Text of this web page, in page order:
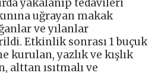
yakalanıp tedavileri
uğrayan makak
ve yılanlar
Etkinlik sonrası 1 buçuk
kurulan, yazlık ve kışlık
alttan ısıtmalı ve